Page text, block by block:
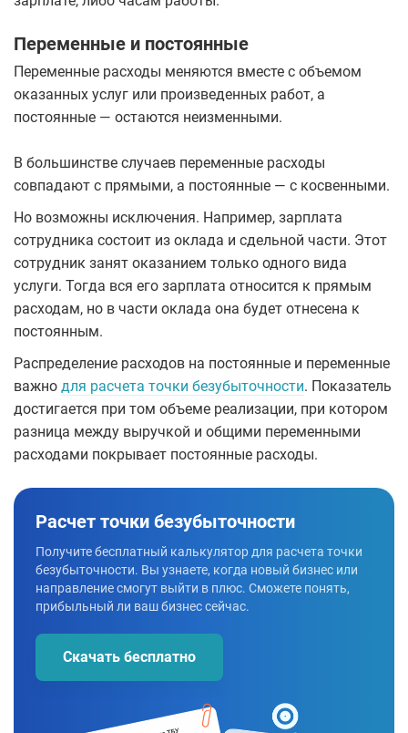
Переменные и постоянные
Переменные расходы меняются вместе с объемом
оказанных услуг или произведенных работ, а
постоянные — остаются неизменными.
В большинстве случаев переменные расходы
совпадают с прямыми, а постоянные — с косвенными.
Но возможны исключения. Например, зарплата
сотрудника состоит из оклада и сдельной части. Этот
сотрудник занят оказанием только одного вида
услуги. Тогда вся его зарплата относится к прямым
расходам, но в части оклада она будет отнесена к
постоянным.
Распределение расходов на постоянные и переменные
важно для расчета точки безубыточности. Показатель
достигается при том объеме реализации, при котором
разница между выручкой и общими переменными
расходами покрывает постоянные расходы.
Расчет точки безубыточности
Получите бесплатный калькулятор для расчета точки
безубыточности. Вы узнаете, когда новый бизнес или
направление смогут выйти в плюс. Сможете понять,
прибыльный ли ваш бизнес сейчас.
Скачать бесплатно